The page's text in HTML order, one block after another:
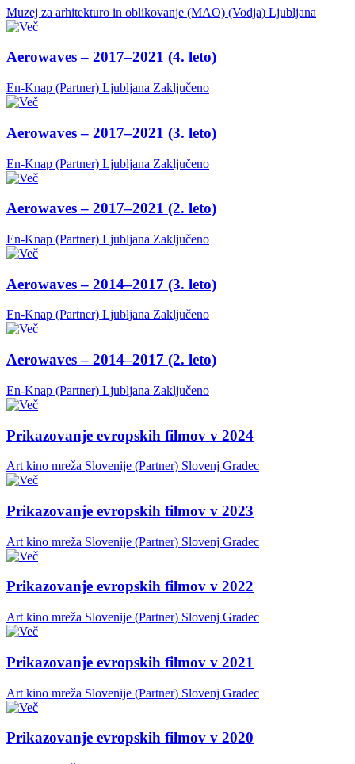
Muzej za arhitekturo in oblikovanje (MAO) (Vodja) Ljubljana
Aerowaves – 2017–2021 (4. leto)
En-Knap (Partner) Ljubljana Zaključeno
Aerowaves – 2017–2021 (3. leto)
En-Knap (Partner) Ljubljana Zaključeno
Aerowaves – 2017–2021 (2. leto)
En-Knap (Partner) Ljubljana Zaključeno
Aerowaves – 2014–2017 (3. leto)
En-Knap (Partner) Ljubljana Zaključeno
Aerowaves – 2014–2017 (2. leto)
En-Knap (Partner) Ljubljana Zaključeno
Prikazovanje evropskih filmov v 2024
Art kino mreža Slovenije (Partner) Slovenj Gradec
Prikazovanje evropskih filmov v 2023
Art kino mreža Slovenije (Partner) Slovenj Gradec
Prikazovanje evropskih filmov v 2022
Art kino mreža Slovenije (Partner) Slovenj Gradec
Prikazovanje evropskih filmov v 2021
Art kino mreža Slovenije (Partner) Slovenj Gradec
Prikazovanje evropskih filmov v 2020